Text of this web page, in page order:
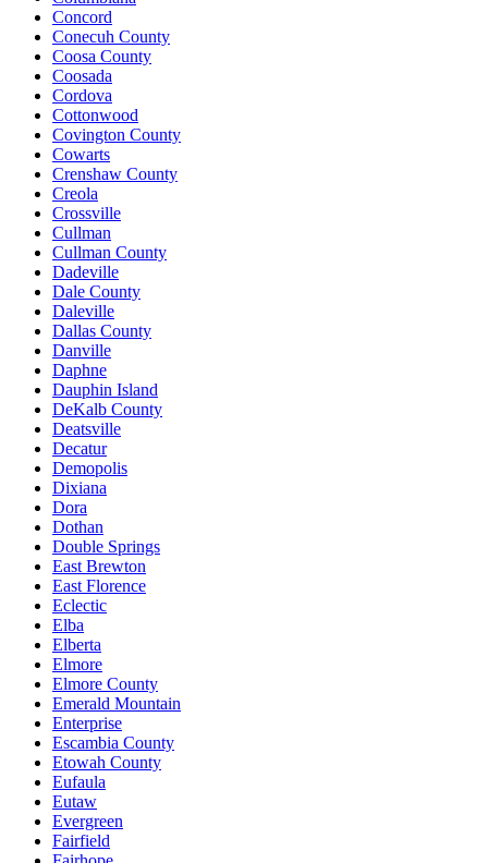
Concord
Conecuh County
Coosa County
Coosada
Cordova
Cottonwood
Covington County
Cowarts
Crenshaw County
Creola
Crossville
Cullman
Cullman County
Dadeville
Dale County
Daleville
Dallas County
Danville
Daphne
Dauphin Island
DeKalb County
Deatsville
Decatur
Demopolis
Dixiana
Dora
Dothan
Double Springs
East Brewton
East Florence
Eclectic
Elba
Elberta
Elmore
Elmore County
Emerald Mountain
Enterprise
Escambia County
Etowah County
Eufaula
Eutaw
Evergreen
Fairfield